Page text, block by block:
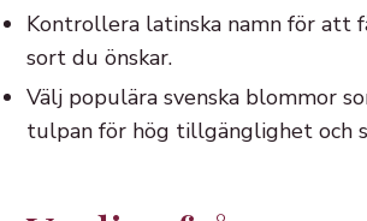
Kontrollera latinska namn för att
sort du önskar.
Välj populära svenska blommor
tulpan för hög tillgänglighet och